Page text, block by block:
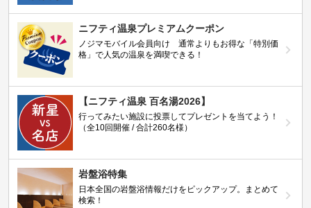
ニフティ温泉プレミアムクーポン
ノジマモバイル会員向け 通常よりもお得な「特別価
格」で人気の温泉を満喫できる！
【ニフティ温泉 百名湯2026】
行ってみたい施設に投票してプレゼントを当てよう！
（全10回開催 / 合計260名様）
岩盤浴特集
日本全国の岩盤浴情報だけをピックアップ。まとめて
検索！